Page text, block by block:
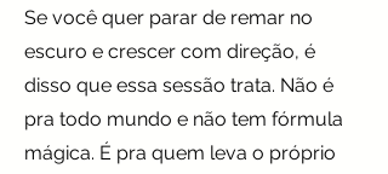
Se você quer parar de remar no
escuro e crescer com direção, é
disso que essa sessão trata. Não é
pra todo mundo e não tem fórmula
mágica. É pra quem leva o próprio